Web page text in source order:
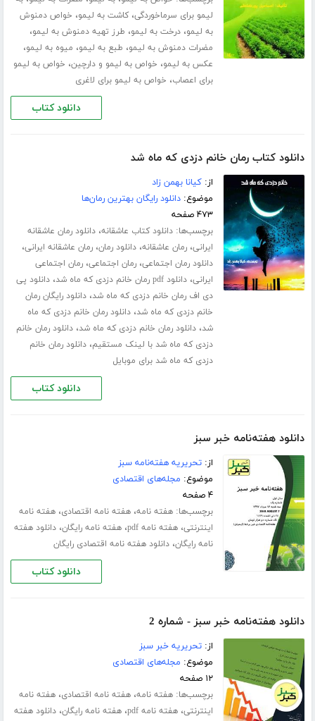
لیمو برای سرماخوردگی،کاشت به لیمو، خواص دمنوش
به لیمو،درخت به لیمو، طرز تهیه دمنوش به لیمو،
مضرات دمنوش به لیمو، طبع به لیمو، میوه به لیمو،
عکس به لیمو، خواص به لیمو و دارچین، خواص به لیمو
برای اعصاب، خواص به لیمو برای لاغری
دانلود کتاب
دانلود کتاب رمان خانم دزدی که ماه شد
از:کیانا بهمن زاد
موضوع:دانلود رایگان بهترین رمان‌ها
۴۷۳ صفحه
برچسب‌ها:دانلود کتاب عاشقانه،دانلود رمان عاشقانه
ایرانی،رمان عاشقانه،دانلود رمان،رمان عاشقانه ایرانی،
دانلود رمان اجتماعی،رمان اجتماعی،رمان اجتماعی
ایرانی،دانلود pdf رمان خانم دزدی که ماه شد ،دانلود پی
دی اف رمان خانم دزدی که ماه شد،دانلود رایگان رمان
خانم دزدی که ماه شد،دانلود رمان خانم دزدی که ماه
شد،دانلود رمان خانم دزدی که ماه شد،دانلود رمان خانم
دزدی که ماه شد با لینک مستقیم،دانلود رمان خانم
دزدی که ماه شد برای موبایل
دانلود کتاب
دانلود هفته‌نامه خبر سبز
از:تحریریه هفته‌نامه سبز
موضوع: مجله‌های اقتصادی
۴ صفحه
برچسب‌ها:هفته نامه،هفته نامه اقتصادی،هفته نامه
اینترنتی،هفته نامه pdf ،هفته نامه رایگان،دانلود هفته
نامه رایگان،دانلود هفته نامه اقتصادی رایگان
دانلود کتاب
دانلود هفته‌نامه خبر سبز - شماره 2
از:تحریریه خبر سبز
موضوع: مجله‌های اقتصادی
۱۲ صفحه
برچسب‌ها:هفته نامه،هفته نامه اقتصادی،هفته نامه
اینترنتی،هفته نامه pdf ،هفته نامه رایگان،دانلود هفته